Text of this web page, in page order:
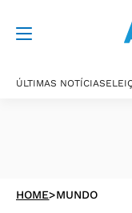
ÚLTIMAS NOTÍCIAS
HOME>MUNDO